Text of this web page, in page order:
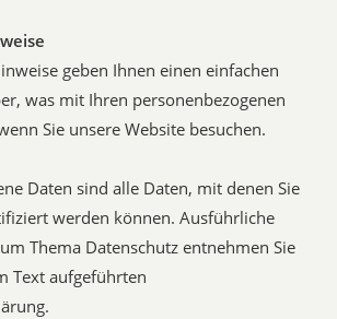
geben Ihnen einen einfachen
was mit Ihren personenbezogenen
Sie unsere Website besuchen.
Daten sind alle Daten, mit denen Sie
werden können. Ausführliche
Thema Datenschutz entnehmen Sie
Text aufgeführten